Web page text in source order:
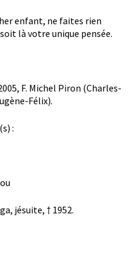
enfant, ne faites rien
soit là votre unique pensée.
F. Michel Piron (Charles-
Félix).
:
jésuite, † 1952.